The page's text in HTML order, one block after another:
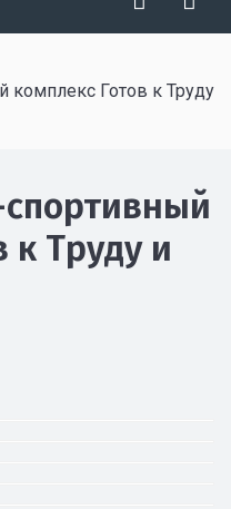
комплекс Готов к Труду
к Труду и